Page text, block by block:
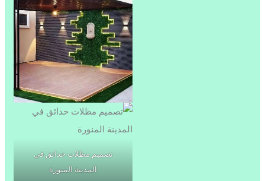
تصميم مظلات حدائق في
المدينة المنورة